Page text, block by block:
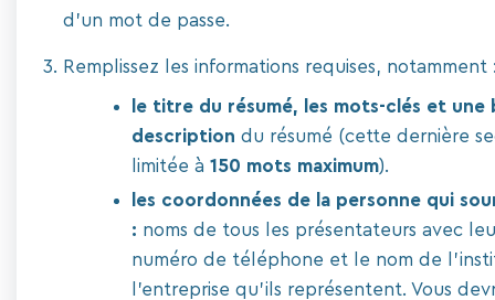
d'un mot de passe.
Remplissez les informations requises, notamment
le titre du résumé, les mots-clés et une
description du résumé (cette dernière
limitée à 150 mots maximum).
les coordonnées de la personne qui
: noms de tous les présentateurs avec
numéro de téléphone et le nom de
l'entreprise qu'ils représentent. Vous